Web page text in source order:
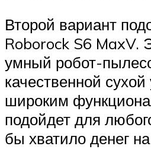
Второй вариант
Roborock S6 MaxV.
умный робот-
качественной
широким
подойдет для
бы хватило денег на